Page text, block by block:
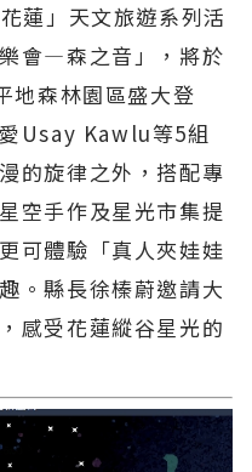
」天文旅遊系列活
會—森之音」，將於
地森林園區盛大登
Usay Kawlu等5組
的旋律之外，搭配專
空手作及星光市集提
可體驗「真人夾娃娃
。縣長徐榛蔚邀請大
感受花蓮縱谷星光的